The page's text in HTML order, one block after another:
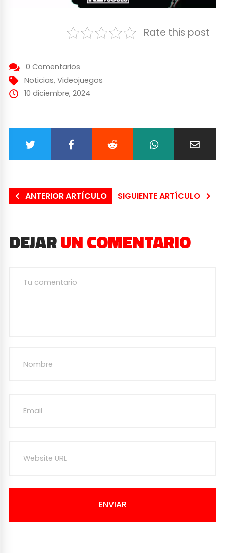
Rate this post
0 Comentarios
Noticias, Videojuegos
10 diciembre, 2024
ANTERIOR ARTÍCULO SIGUIENTE ARTÍCULO
DEJARUN COMENTARIO
ENVIAR